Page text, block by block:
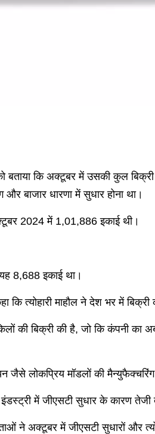
बताया कि अक्टूबर में उसकी कुल
बाजार धारणा में सुधार होना था।
2024 में 1,01,886 इकाई थी।
8,688 इकाई था।
त्योहारी माहौल ने देश भर में बिक्री
की बिक्री की है, जो कि कंपनी का
लोकप्रिय मॉडलों की
में जीएसटी सुधार के कारण तेजी
ने अक्टूबर में जीएसटी सुधारों और